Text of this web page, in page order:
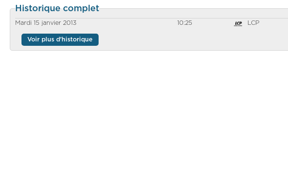
Historique complet
Mardi 15 janvier 2013 10:25 LCP
Voir plus d'historique